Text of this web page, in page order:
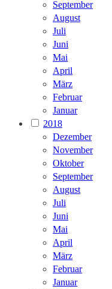
September
August
Juli
Juni
Mai
April
März
Februar
Januar
2018
Dezember
November
Oktober
September
August
Juli
Juni
Mai
April
März
Februar
Januar